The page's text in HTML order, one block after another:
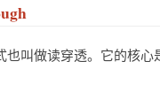
也叫做读穿透。它的核